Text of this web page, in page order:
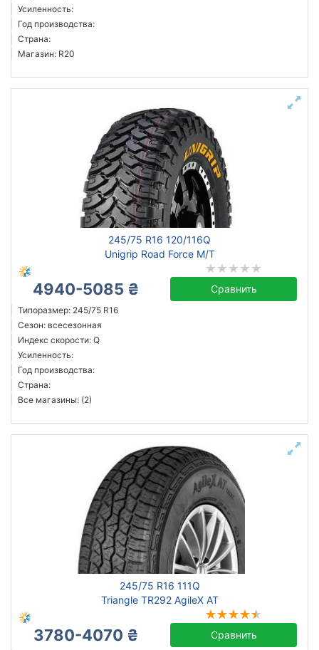
Усиленность:
Год производства:
Страна:
Магазин: R20
245/75 R16 120/116Q
Unigrip Road Force M/T
4940-5085 ₴ Сравнить
Типоразмер: 245/75 R16
Сезон: всесезонная
Индекс скорости: Q
Усиленность:
Год производства:
Страна:
Все магазины: (2)
245/75 R16 111Q
Triangle TR292 AgileX AT
3780-4070 ₴ Сравнить